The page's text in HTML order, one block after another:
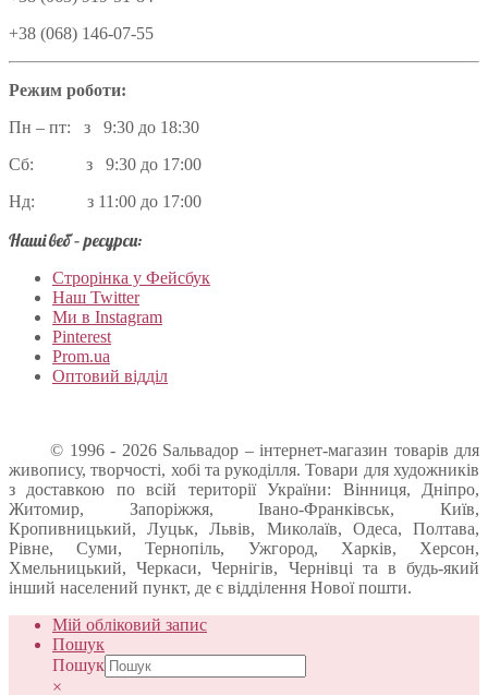
+38 (068) 146-07-55
Режим роботи:
Пн – пт: з 9:30 до 18:30
Сб: з 9:30 до 17:00
Нд: з 11:00 до 17:00
Наші веб – ресурси:
Строрінка у Фейсбук
Наш Twitter
Ми в Instagram
Pinterest
Prom.ua
Оптовий відділ
© 1996 - 2026 Sальвадор – інтернет-магазин товарів для
живопису, творчості, хобі та рукоділля. Товари для художників
з доставкою по всій території України: Вінниця, Дніпро,
Житомир, Запоріжжя, Івано-Франківськ, Київ,
Кропивницький, Луцьк, Львів, Миколаїв, Одеса, Полтава,
Рівне, Суми, Тернопіль, Ужгород, Харків, Херсон,
Хмельницький, Черкаси, Чернігів, Чернівці та в будь-який
інший населений пункт, де є відділення Нової пошти.
Мій обліковий запис
Пошук
Пошук
×